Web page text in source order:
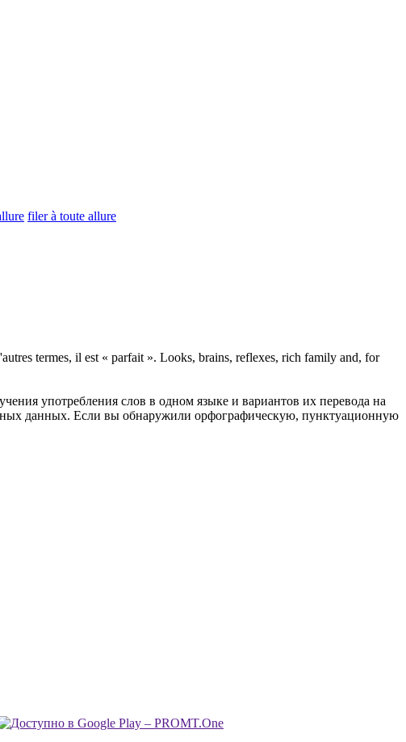
filer à toute allure
termes, il est « parfait ». Looks, brains, reflexes, rich family and, for
употребления слов в одном языке и вариантов их перевода на
данных. Если вы обнаружили орфографическую, пунктуационную